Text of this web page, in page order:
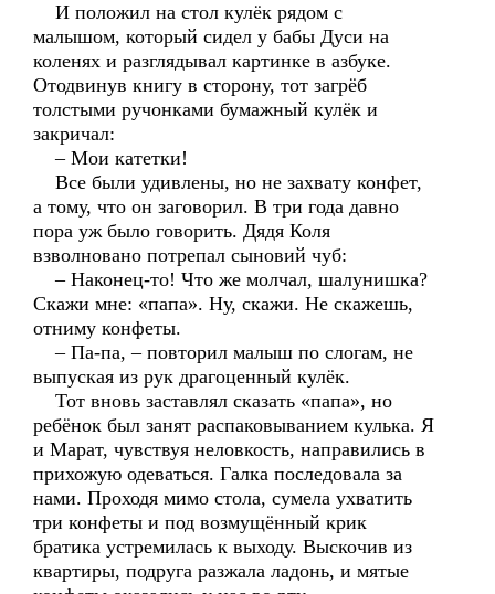
И положил на стол кулёк рядом с
малышом, который сидел у бабы Дуси на
коленях и разглядывал картинке в азбуке.
Отодвинув книгу в сторону, тот загрёб
толстыми ручонками бумажный кулёк и
закричал:
– Мои катетки!
Все были удивлены, но не захвату конфет,
а тому, что он заговорил. В три года давно
пора уж было говорить. Дядя Коля
взволновано потрепал сыновий чуб:
– Наконец-то! Что же молчал, шалунишка?
Скажи мне: «папа». Ну, скажи. Не скажешь,
отниму конфеты.
– Па-па, – повторил малыш по слогам, не
выпуская из рук драгоценный кулёк.
Тот вновь заставлял сказать «папа», но
ребёнок был занят распаковыванием кулька. Я
и Марат, чувствуя неловкость, направились в
прихожую одеваться. Галка последовала за
нами. Проходя мимо стола, сумела ухватить
три конфеты и под возмущённый крик
братика устремилась к выходу. Выскочив из
квартиры, подруга разжала ладонь, и мятые